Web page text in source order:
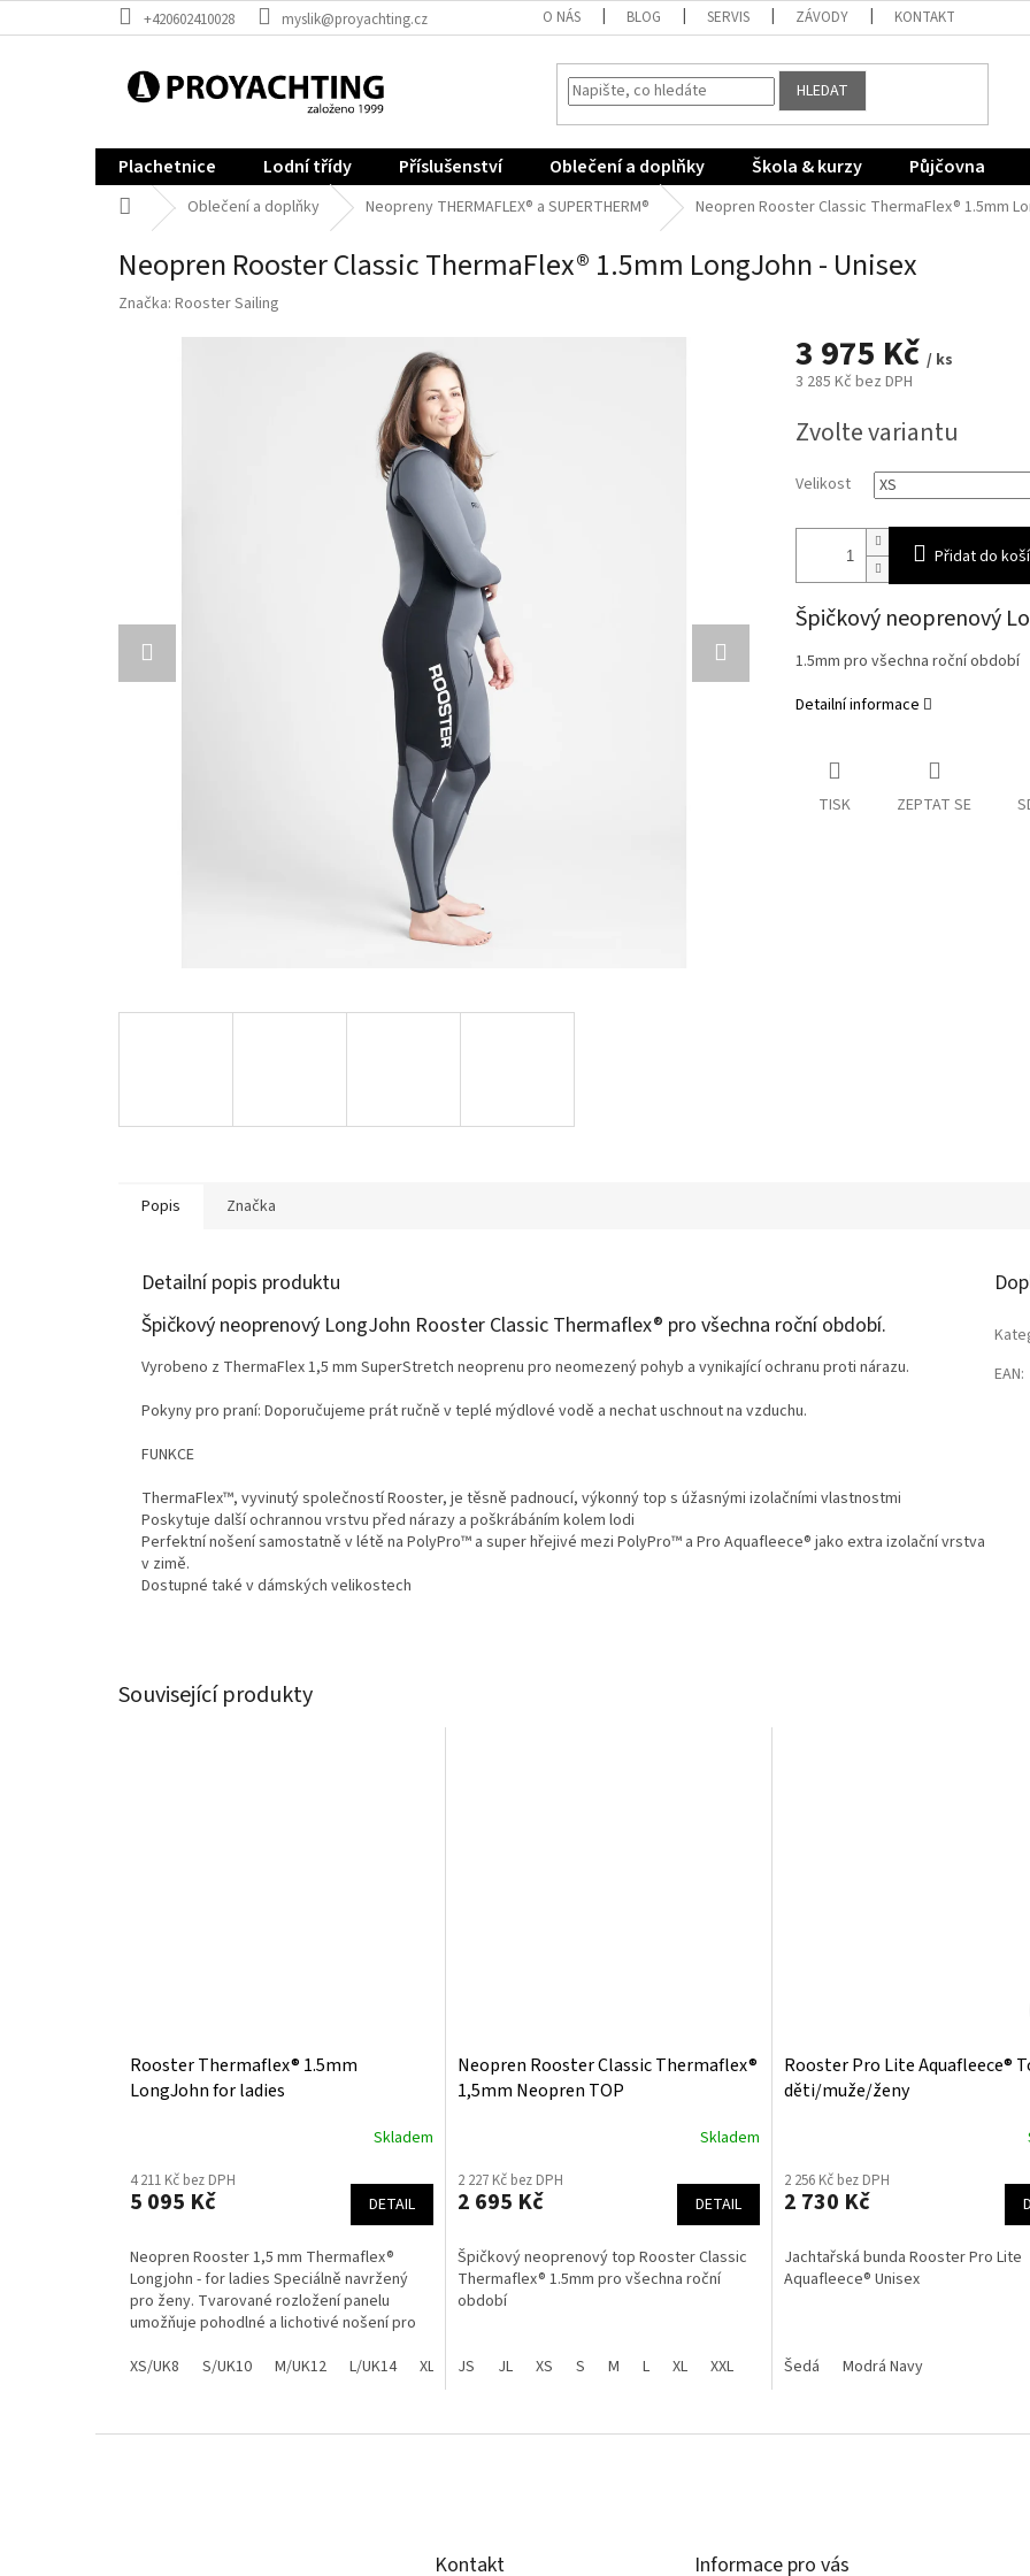
na
+420602410028 myslik@proyachting.cz O NÁS BLOG SERVIS ZÁVODY KONTAKT
HLEDAT
Plachetnice Lodní třídy Příslušenství Oblečení a doplňky Škola & kurzy Půjčovna
Domů Oblečení a doplňky Neopreny THERMAFLEX® a SUPERTHERM® Neopren Rooster Classic ThermaFlex® 1.5mm
Neopren Rooster Classic ThermaFlex® 1.5mm LongJohn - Unisex
Značka: Rooster Sailing
3 975 Kč / ks
3 285 Kč bez DPH
cena:
Zvolte variantu
Velikost
Přidat do
Špičkový neoprenový
1.5mm pro všechna roční období
Detailní informace
TISK ZEPTAT SE
Související produkty
Rooster Thermaflex® 1.5mm
LongJohn for ladies
Skladem
4 211 Kč bez DPH
5 095 Kč DETAIL
Neopren Rooster 1,5 mm Thermaflex®
Longjohn - for ladies Speciálně navržený
pro ženy. Tvarované rozložení panelu
umožňuje pohodlné a lichotivé nošení pro
XS/UK8
S/UK10 M/UK12 L/UK14 XL/UK16
Neopren Rooster Classic Thermaflex®
1,5mm Neopren TOP
Skladem
2 227 Kč bez DPH
2 695 Kč DETAIL
Špičkový neoprenový top Rooster Classic
Thermaflex® 1.5mm pro všechna roční
období
JS JL XS S M L XL XXL
Rooster Pro Lite Aquafleece®
děti/muže/ženy
2 256 Kč bez DPH
2 730 Kč
Jachtařská bunda Rooster Pro Lite
Aquafleece® Unisex
Šedá Modrá Navy
Popis Značka
Detailní popis produktu
Špičkový neoprenový LongJohn Rooster Classic Thermaflex® pro všechna roční období.
Vyrobeno z ThermaFlex 1,5 mm SuperStretch neoprenu pro neomezený pohyb a vynikající ochranu proti nárazu.
Pokyny pro praní: Doporučujeme prát ručně v teplé mýdlové vodě a nechat uschnout na vzduchu.
FUNKCE
ThermaFlex™, vyvinutý společností Rooster, je těsně padnoucí, výkonný top s úžasnými izolačními vlastnostmi
Poskytuje další ochrannou vrstvu před nárazy a poškrábáním kolem lodi
Perfektní nošení samostatně v létě na PolyPro™ a super hřejivé mezi PolyPro™ a Pro Aquafleece® jako extra izolační vrstva
v zimě.
Dostupné také v dámských velikostech
EAN:
Kontakt Informace pro vás